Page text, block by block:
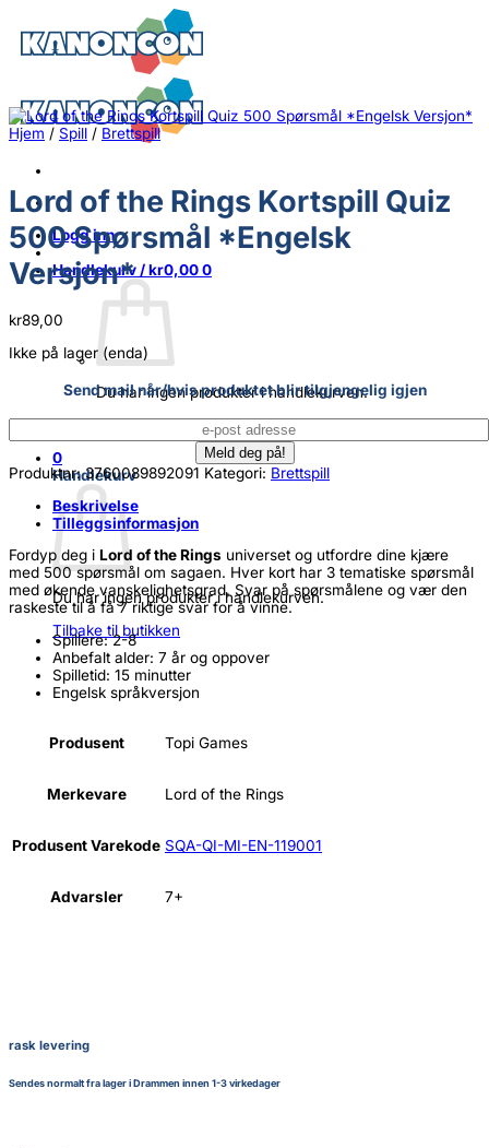
content
Logg inn
Handlekurv /kr0,000
Du har ingen produkter i handlekurven.
Tilbake til butikken
0
Handlekurv
Du har ingen produkter i handlekurven.
Tilbake til butikken
Hjem / Spill / Brettspill
Lord of the Rings Kortspill Quiz
500 Spørsmål *Engelsk
Versjon*
kr89,00
Ikke på lager (enda)
Send mail når/hvis produktet blir tilgjengelig igjen
Produktnr:3760089892091 Kategori: Brettspill
Beskrivelse
Tilleggsinformasjon
Fordyp deg i Lord of the Rings universet og utfordre dine kjære
med 500 spørsmål om sagaen. Hver kort har 3 tematiske spørsmål
med økende vanskelighetsgrad. Svar på spørsmålene og vær den
raskeste til å få 7 riktige svar for å vinne.
Spillere: 2-8
Anbefalt alder: 7 år og oppover
Spilletid: 15 minutter
Engelsk språkversjon
Produsent Topi Games
Merkevare Lord of the Rings
Produsent Varekode SQA-QI-MI-EN-119001
Advarsler 7+
rask levering
Sendes normalt fra lager i Drammen innen 1-3 virkedager